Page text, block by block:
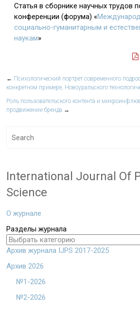
Статья в сборнике научных трудов
конференции (форума) «
социально-гуманитарным и
наукам»
← Психологический портрет современного
конкретном примере, Новоуральского
Роль пользовательского контента и
продвижении бренда →
International Journal Of
Science
О журнале
Разделы журнала
Архив журнала IJPS 2017-2025
Архив 2026
№1-2026
№2-2026